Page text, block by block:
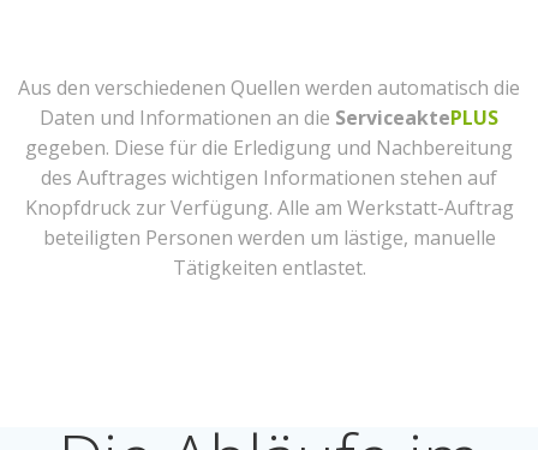
Aus den verschiedenen Quellen werden automatisch die
Daten und Informationen an die ServiceaktePLUS
gegeben. Diese für die Erledigung und Nachbereitung
des Auftrages wichtigen Informationen stehen auf
Knopfdruck zur Verfügung. Alle am Werkstatt-Auftrag
beteiligten Personen werden um lästige, manuelle
Tätigkeiten entlastet.